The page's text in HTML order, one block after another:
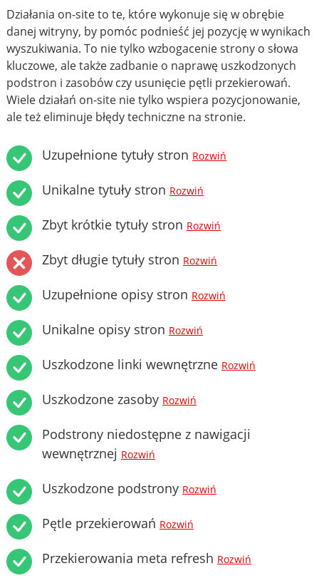
Działania on-site to te, które wykonuje się w obrębie
danej witryny, by pomóc podnieść jej pozycję w wynikach
wyszukiwania. To nie tylko wzbogacenie strony o słowa
kluczowe, ale także zadbanie o naprawę uszkodzonych
podstron i zasobów czy usunięcie pętli przekierowań.
Wiele działań on-site nie tylko wspiera pozycjonowanie,
ale też eliminuje błędy techniczne na stronie.
Uzupełnione tytuły stron Rozwiń
Unikalne tytuły stron Rozwiń
Zbyt krótkie tytuły stron Rozwiń
Zbyt długie tytuły stron Rozwiń
Uzupełnione opisy stron Rozwiń
Unikalne opisy stron Rozwiń
Uszkodzone linki wewnętrzne Rozwiń
Uszkodzone zasoby Rozwiń
Podstrony niedostępne z nawigacji
wewnętrznej Rozwiń
Uszkodzone podstrony Rozwiń
Pętle przekierowań Rozwiń
Przekierowania meta refresh Rozwiń